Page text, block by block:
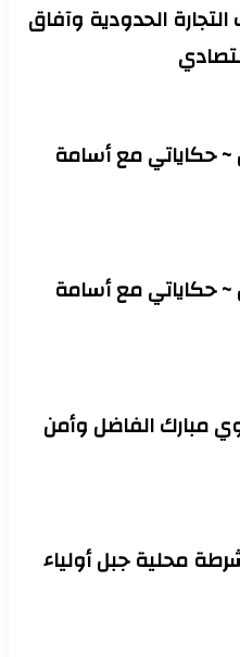
الحدودية وآفاق
~ حكاياتي مع أسامة
~ حكاياتي مع أسامة
مبارك الفاضل وأمن
محلية جبل أولياء